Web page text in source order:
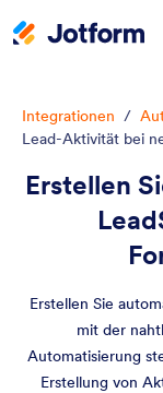
Integrationen /
Lead-Aktivität bei
Erstellen
Erstellen Sie
mit der
Automatisierung
Erstellung von